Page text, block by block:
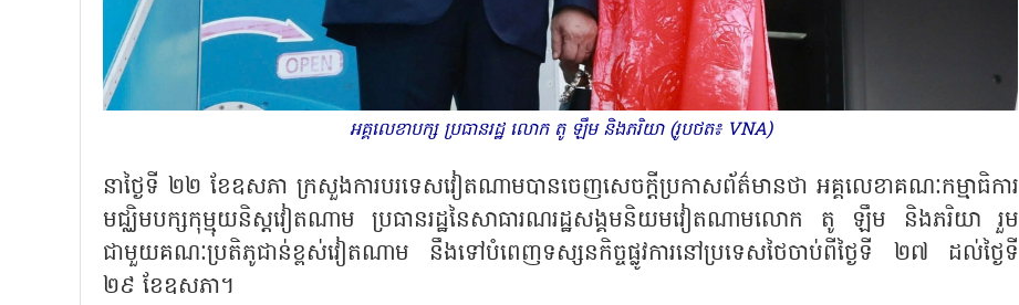
អគ្គលេខាបក្ស ប្រធានរដ្ឋ លោក តូ ឡឹម និងភរិយា (រូបថត៖ VNA)
នាថ្ងៃទី ២២ ខែឧសភា ក្រសួងការបរទេសវៀតណាមបានចេញសេចក្តីប្រកាសព័ត៌មានថា អគ្គលេខាគណៈកម្មាធិការ
មជ្ឈិមបក្សកុម្មុយនិស្តវៀតណាម ប្រធានរដ្ឋនៃសាធារណរដ្ឋសង្គមនិយមវៀតណាមលោក តូ ឡឹម និងភរិយា រួម
ជាមួយគណៈប្រតិភូជាន់ខ្ពស់វៀតណាម នឹងទៅបំពេញទស្សនកិច្ចផ្លូវការនៅប្រទេសថៃចាប់ពីថ្ងៃទី ២៧ ដល់ថ្ងៃទី
២៩ ខែឧសភា។